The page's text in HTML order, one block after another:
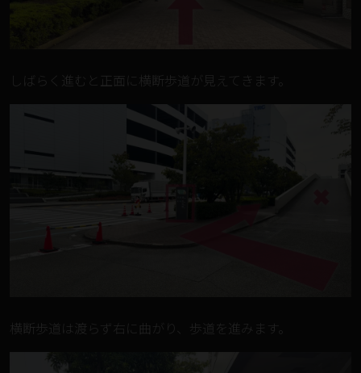
しばらく進むと正面に横断歩道が見えてきます。
横断歩道は渡らず右に曲がり、歩道を進みます。